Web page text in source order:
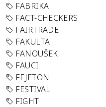
FABRIKA
FACT-CHECKERS
FAIRTRADE
FAKULTA
FANOUŠEK
FAUCI
FEJETON
FESTIVAL
FIGHT